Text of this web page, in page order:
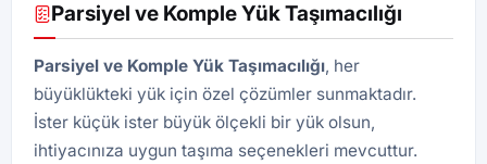
Parsiyel ve Komple Yük Taşımacılığı
Parsiyel ve Komple Yük Taşımacılığı, her
büyüklükteki yük için özel çözümler sunmaktadır.
İster küçük ister büyük ölçekli bir yük olsun,
ihtiyacınıza uygun taşıma seçenekleri mevcuttur.